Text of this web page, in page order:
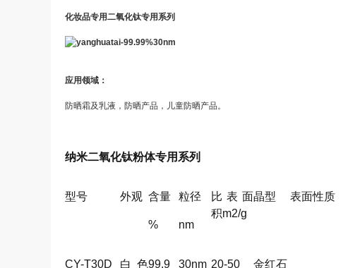
化妆品专用二氧化钛专用系列
应用领域：
防晒霜及乳液，防晒产品，儿童防晒产品。
纳米二氧化钛粉体专用系列
型号 外观 含量
%
粒径
nm
比表面
积m2/g
晶型 表面性质
CY-T30D
白色99.9 30nm 20-50 金红石